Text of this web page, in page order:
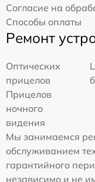
Согласие на
Способы оплаты
Ремонт
Оптических
прицелов
Прицелов
ночного
видения
Мы занимаемся
обслуживанием
гарантийного
независимо и не